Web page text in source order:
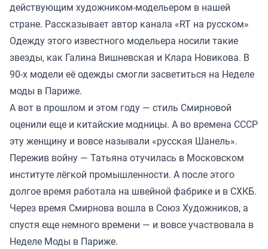
действующим художником-модельером в нашей
стране. Рассказывает автор канала «RT на русском»
Одежду этого известного модельера носили такие
звезды, как Галина Вишневская и Клара Новикова. В
90-х модели её одежды смогли засветиться на Неделе
моды в Париже.
А вот в прошлом и этом году — стиль Смирновой
оценили еще и китайские модницы. А во времена СССР
эту женщину и вовсе называли «русская Шанель».
Пережив войну — Татьяна отучилась в Московском
институте лёгкой промышленности. А после этого
долгое время работала на швейной фабрике и в СХКБ.
Через время Смирнова вошла в Союз Художников, а
спустя еще немного времени — и вовсе участвовала в
Неделе Моды в Париже.